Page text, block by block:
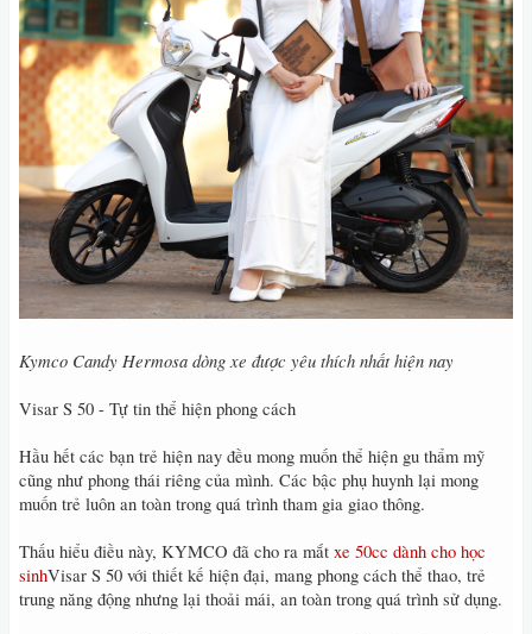
Kymco Candy Hermosa dòng xe được yêu thích nhất hiện nay
Visar S 50 - Tự tin thể hiện phong cách
Hầu hết các bạn trẻ hiện nay đều mong muốn thể hiện gu thẩm mỹ
cũng như phong thái riêng của mình. Các bậc phụ huynh lại mong
muốn trẻ luôn an toàn trong quá trình tham gia giao thông.
Thấu hiểu điều này, KYMCO đã cho ra mắt xe 50cc dành cho học
sinhVisar S 50 với thiết kế hiện đại, mang phong cách thể thao, trẻ
trung năng động nhưng lại thoải mái, an toàn trong quá trình sử dụng.